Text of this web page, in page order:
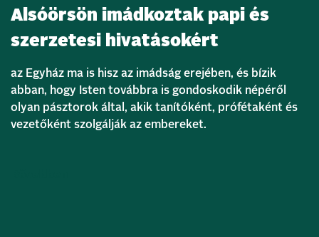
Alsóörsön imádkoztak papi és
szerzetesi hivatásokért
az Egyház ma is hisz az imádság erejében, és bízik
abban, hogy Isten továbbra is gondoskodik népéről
olyan pásztorok által, akik tanítóként, prófétaként és
vezetőként szolgálják az embereket.